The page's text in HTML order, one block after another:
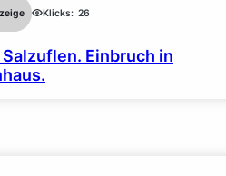
Klicks: 26
Salzuflen. Einbruch in